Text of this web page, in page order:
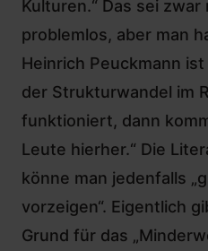
Kulturen.“ Das sei
problemlos, aber man
Heinrich Peuckmann
der Strukturwandel im
funktioniert, dann
Leute hierher.“ Die
könne man jedenfalls
vorzeigen“. Eigentlich
Grund für das